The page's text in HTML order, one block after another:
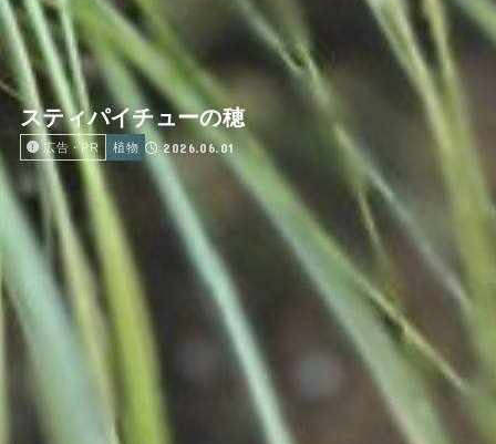
スティパイチューの穂
広告・PR 植物 2026.06.01